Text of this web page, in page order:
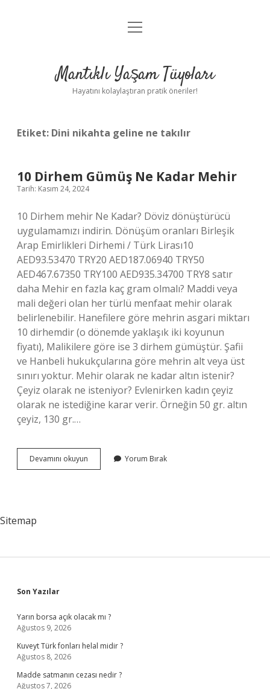
Anasayfa
Yasal Uyarı
menüyü
Mantıklı Yaşam Tüyoları
Hayatını kolaylaştıran pratik öneriler!
Etiket: Dini nikahta geline ne takılır
10 Dirhem Gümüş Ne Kadar Mehir
Tarih: Kasım 24, 2024
10 Dirhem mehir Ne Kadar? Döviz dönüştürücü
uygulamamızı indirin. Dönüşüm oranları Birleşik
Arap Emirlikleri Dirhemi / Türk Lirası10
AED93.53470 TRY20 AED187.06940 TRY50
AED467.67350 TRY100 AED935.34700 TRY8 satır
daha Mehir en fazla kaç gram olmalı? Maddi veya
mali değeri olan her türlü menfaat mehir olarak
belirlenebilir. Hanefilere göre mehrin asgari miktarı
10 dirhemdir (o dönemde yaklaşık iki koyunun
fiyatı), Malikilere göre ise 3 dirhem gümüştür. Şafii
ve Hanbeli hukukçularına göre mehrin alt veya üst
sınırı yoktur. Mehir olarak ne kadar altın istenir?
Çeyiz olarak ne isteniyor? Evlenirken kadın çeyiz
olarak ne istediğine karar verir. Örneğin 50 gr. altın
çeyiz, 130 gr.…
Devamını okuyun
Dirhem
Yorum Bırak
Sitemap
Sidebar
Son Yazılar
Yarın borsa açık olacak mı ?
Ağustos 9, 2026
Kuveyt Türk fonları helal midir ?
Ağustos 8, 2026
Madde satmanın cezası nedir ?
Ağustos 7, 2026